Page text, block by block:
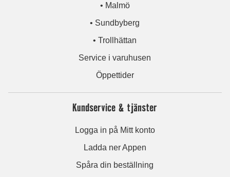
• Malmö
• Sundbyberg
• Trollhättan
Service i varuhusen
Öppettider
Kundservice & tjänster
Logga in på Mitt konto
Ladda ner Appen
Spåra din beställning